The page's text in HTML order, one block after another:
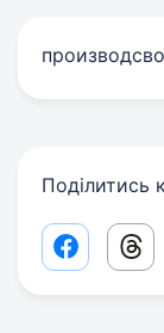
Поділитись
Facebook